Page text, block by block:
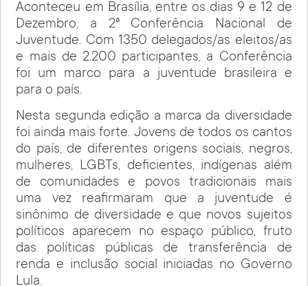
Aconteceu em Brasília, entre os dias 9 e 12 de
Dezembro, a 2ª Conferência Nacional de
Juventude. Com 1350 delegados/as eleitos/as
e mais de 2.200 participantes, a Conferência
foi um marco para a juventude brasileira e
para o país.
Nesta segunda edição a marca da diversidade
foi ainda mais forte. Jovens de todos os cantos
do país, de diferentes origens sociais, negros,
mulheres, LGBTs, deficientes, indígenas além
de comunidades e povos tradicionais mais
uma vez reafirmaram que a juventude é
sinônimo de diversidade e que novos sujeitos
políticos aparecem no espaço público, fruto
das políticas públicas de transferência de
renda e inclusão social iniciadas no Governo
Lula.